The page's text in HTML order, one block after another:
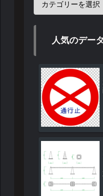
人気のデータ